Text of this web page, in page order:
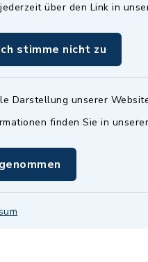
über den Link in
stimme nicht zu
Darstellung unserer
finden Sie in
istMittwochs